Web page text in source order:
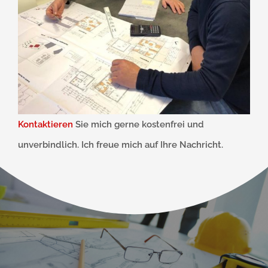
Kontaktieren Sie mich gerne kostenfrei und
unverbindlich. Ich freue mich auf Ihre Nachricht.